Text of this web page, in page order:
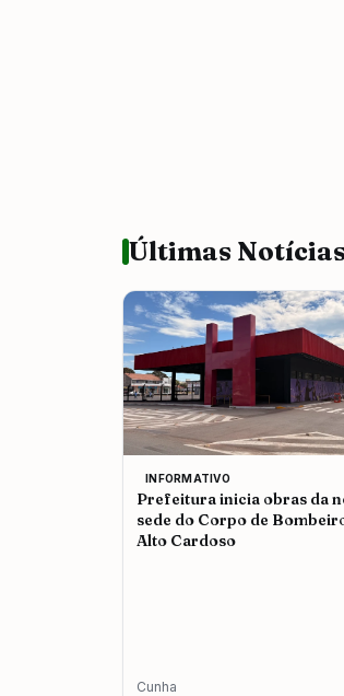
Últimas
INFORMATIVO
Prefeitura inicia obras da
sede do Corpo de
Alto Cardoso
Cunha